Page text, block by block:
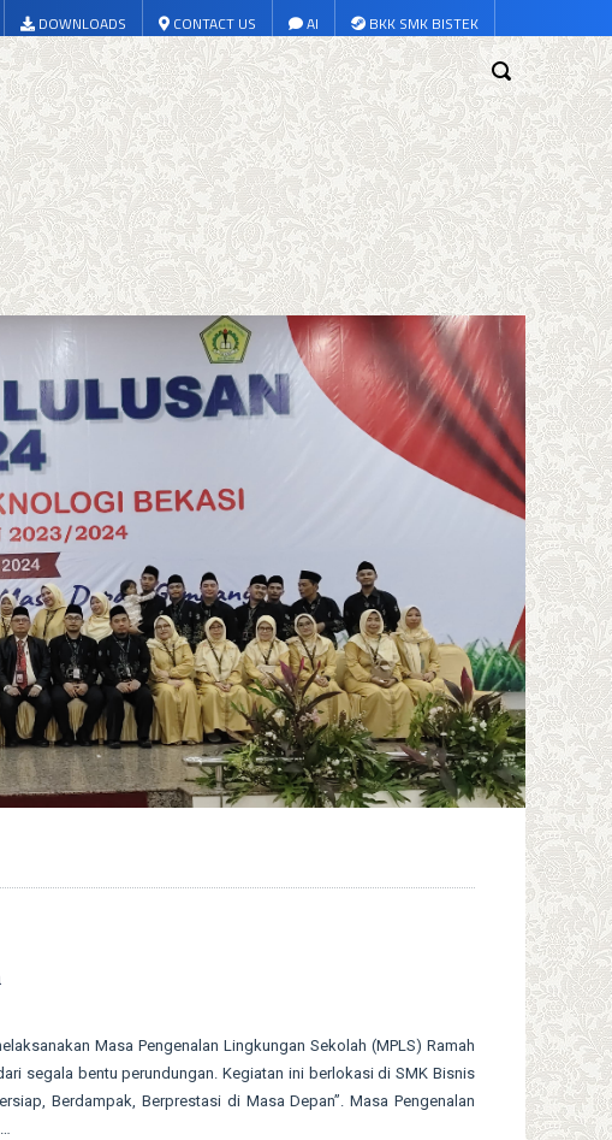
DOWNLOADS CONTACT US AI BKK SMK BISTEK
Masa Pengenalan Lingkungan Sekolah (MPLS) Ramah
segala bentu perundungan. Kegiatan ini berlokasi di SMK Bisnis
Berdampak, Berprestasi di Masa Depan”. Masa Pengenalan